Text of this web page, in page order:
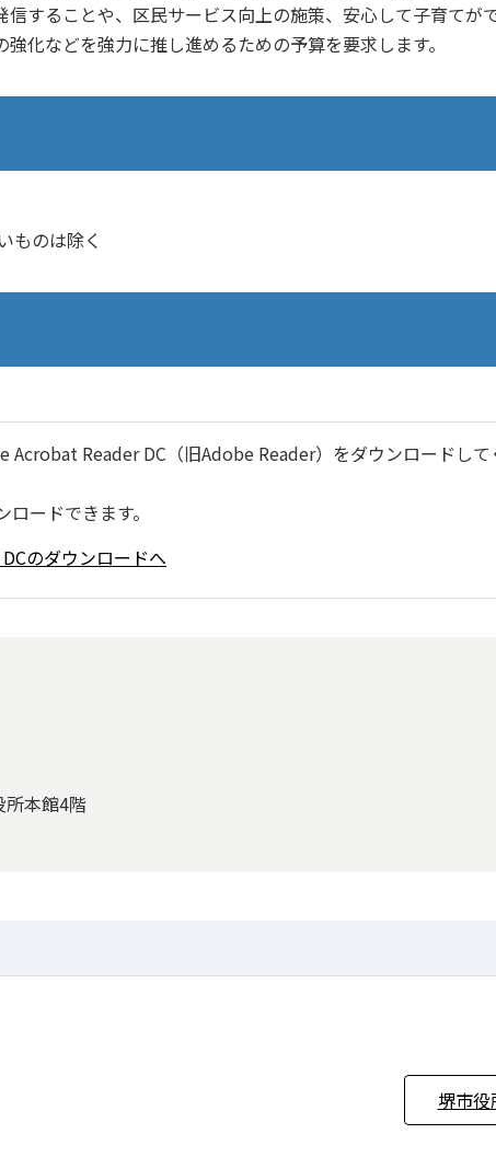
信することや、区民サービス向上の施策、安心して子育てが
化などを強力に推し進めるための予算を要求します。
ものは除く
Acrobat Reader DC（旧Adobe Reader）をダウンロードして
ードできます。
のダウンロードへ
本館4階
堺市